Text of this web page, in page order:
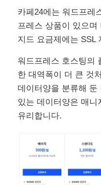
카페24에는 워드프레
프레스 상품이 있으며
지드 요금제에는 SSL
워드프레스 호스팅의
한 대역폭이 더 큰 것
데이터양을 분류해 둔
있는 데이터양은 매니
유리합니다.